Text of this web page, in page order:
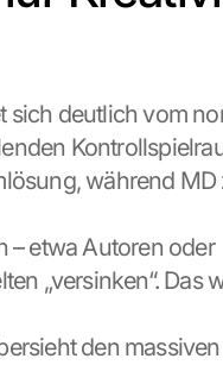
deutlich vom
während MD
– etwa Autoren oder
„versinken“. Das
den massiven